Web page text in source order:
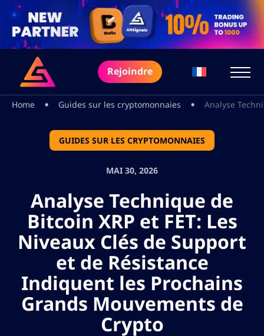
Rejoindre
Home • Guides sur les cryptomonnaies • Analyse
GUIDES SUR LES CRYPTOMONNAIES
MAI 30, 2026
Analyse Technique de
Bitcoin XRP et FET: Les
Niveaux Clés de Support
et de Résistance
Indiquent les Prochains
Grands Mouvements de
Crypto